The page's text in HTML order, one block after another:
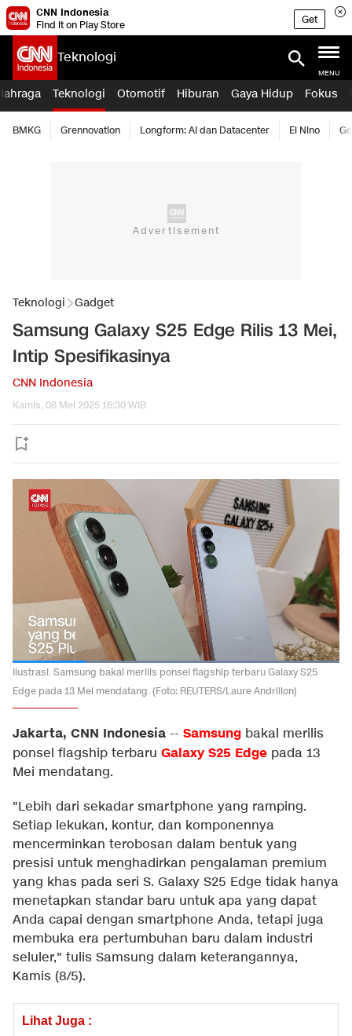
CNN Indonesia
Find it on Play Store
Get
Teknologi
MENU
Teknologi Otomotif Hiburan Gaya Hidup Fokus
BMKG Grennovation Longform: AI dan Datacenter El Nino
Teknologi Gadget
Samsung Galaxy S25 Edge Rilis 13 Mei,
Intip Spesifikasinya
CNN Indonesia
Kamis, 08 Mei 2025 16:30 WIB
Ilustrasi. Samsung bakal merilis ponsel flagship terbaru Galaxy S25
Edge pada 13 Mei mendatang. (Foto: REUTERS/Laure Andrillon)
Jakarta, CNN Indonesia -- Samsung bakal merilis
ponsel flagship terbaru Galaxy S25 Edge pada 13
Mei mendatang.
"Lebih dari sekadar smartphone yang ramping.
Setiap lekukan, kontur, dan komponennya
mencerminkan terobosan dalam bentuk yang
presisi untuk menghadirkan pengalaman premium
yang khas pada seri S. Galaxy S25 Edge tidak hanya
menetapkan standar baru untuk apa yang dapat
Anda capai dengan smartphone Anda, tetapi juga
membuka era pertumbuhan baru dalam industri
seluler," tulis Samsung dalam keterangannya,
Kamis (8/5).
Lihat Juga :